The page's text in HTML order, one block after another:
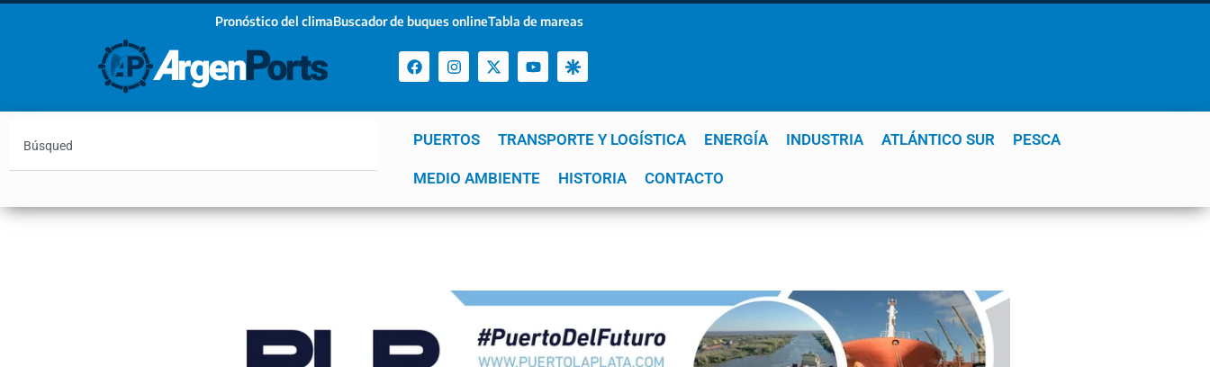
Pronóstico del climaBuscador de buques onlineTabla de mareas
PUERTOS TRANSPORTE Y LOGÍSTICA ENERGÍA INDUSTRIA ATLÁNTICO SUR PESCA
MEDIO AMBIENTE HISTORIA CONTACTO
YPF GNL Mar del Plata Patagonia Quequén
¡Sumate a nuestro Newsletter!
Email
Estoy de acuerdo con las condiciones y políticas de